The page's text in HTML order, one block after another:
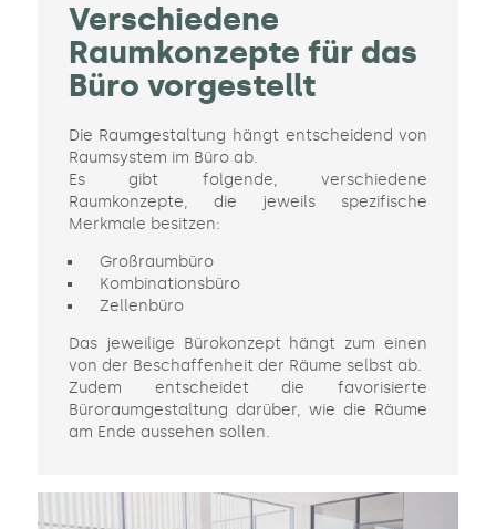
Verschiedene
Raumkonzepte für das
Büro vorgestellt
Die Raumgestaltung hängt entscheidend von
Raumsystem im Büro ab.
Es gibt folgende, verschiedene
Raumkonzepte, die jeweils spezifische
Merkmale besitzen:
Großraumbüro
Kombinationsbüro
Zellenbüro
Das jeweilige Bürokonzept hängt zum einen
von der Beschaffenheit der Räume selbst ab.
Zudem entscheidet die favorisierte
Büroraumgestaltung darüber, wie die Räume
am Ende aussehen sollen.